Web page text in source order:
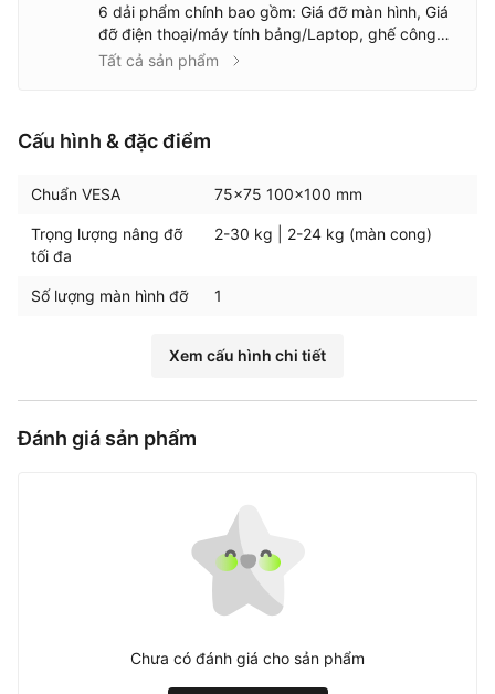
6 dải phẩm chính bao gồm: Giá đỡ màn hình, Giá
đỡ điện thoại/máy tính bảng/Laptop, ghế công
thái học, Bàn phím & Chuột, Sạc dự phòng/Cáp
Tất cả sản phẩm
Cấu hình & đặc điểm
Chuẩn VESA 75x75 100x100 mm
Trọng lượng nâng đỡ
tối đa
2-30 kg | 2-24 kg (màn cong)
Số lượng màn hình đỡ 1
Xem cấu hình chi tiết
Đánh giá sản phẩm
Chưa có đánh giá cho sản phẩm